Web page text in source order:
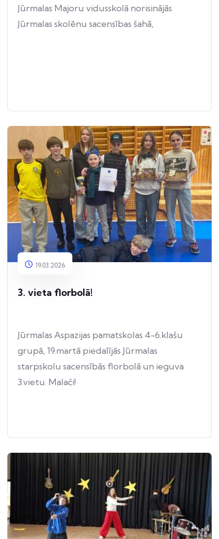
Jūrmalas Majoru vidusskolā norisinājās
Jūrmalas skolēnu sacensības šahā,
19.03.2026
3. vieta florbolā!
Jūrmalas Aspazijas pamatskolas 4-6.klašu
grupā, 19.martā piedalījās Jūrmalas
starpskolu sacensībās florbolā un ieguva
3.vietu. Malači!